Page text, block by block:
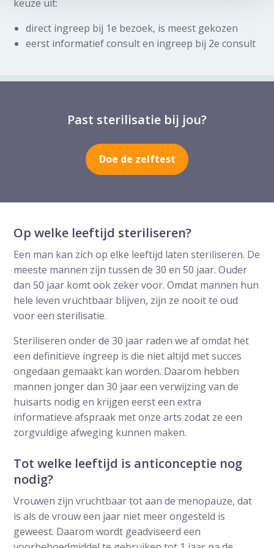
keuze uit:
direct ingreep bij 1e bezoek, is meest gekozen
eerst informatief consult en ingreep bij 2e consult
Past sterilisatie bij jou?
Doe de zelftest
Op welke leeftijd steriliseren?
Een man kan zich op elke leeftijd laten steriliseren. De
meeste mannen zijn tussen de 30 en 50 jaar. Ouder
dan 50 jaar komt ook zeker voor. Omdat mannen hun
hele leven vruchtbaar blijven, zijn ze nooit te oud
voor een sterilisatie.
Steriliseren onder de 30 jaar raden we af omdat het
een definitieve ingreep is die niet altijd met succes
ongedaan gemaakt kan worden. Daarom hebben
mannen jonger dan 30 jaar een verwijzing van de
huisarts nodig en krijgen eerst een extra
informatieve afspraak met onze arts zodat ze een
zorgvuldige afweging kunnen maken.
Tot welke leeftijd is anticonceptie nog
nodig?
Vrouwen zijn vruchtbaar tot aan de menopauze, dat
is als de vrouw een jaar niet meer ongesteld is
geweest. Daarom wordt geadviseerd een